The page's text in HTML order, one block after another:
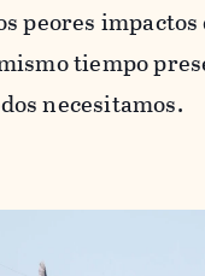
peores
tiempo
necesitamos.